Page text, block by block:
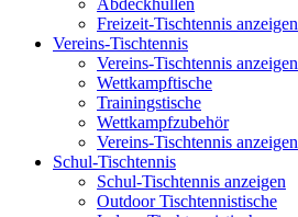
Abdeckhüllen
Freizeit-Tischtennis anzeigen
Vereins-Tischtennis
Vereins-Tischtennis anzeigen
Wettkampftische
Trainingstische
Wettkampfzubehör
Vereins-Tischtennis anzeigen
Schul-Tischtennis
Schul-Tischtennis anzeigen
Outdoor Tischtennistische